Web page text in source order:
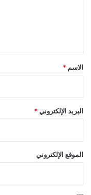
*
الاسم *
البريد الإلكتروني *
الموقع الإلكتروني